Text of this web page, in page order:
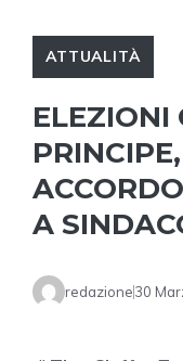
ATTUALITÀ
ELEZIONI
A
redazione30